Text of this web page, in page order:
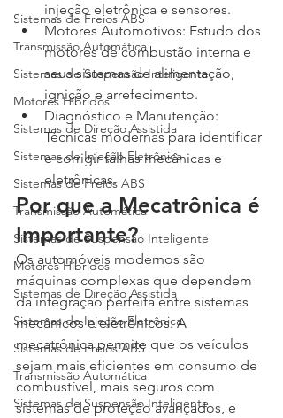
Sistemas de Freios ABS
Transmissão Automática
Sistemas de Suspensão Inteligente
Motores Híbridos
Sistemas de Direção Assistida
Sistemas de Injeção Eletrônica
Sistemas de Freios ABS
Transmissão Automática
Sistemas de Suspensão Inteligente
Motores Híbridos
Sistemas de Direção Assistida
Sistemas de Injeção Eletrônica
Sistemas de Freios ABS
Transmissão Automática
Sistemas de Suspensão Inteligente
injeção eletrônica e sensores.
Motores Automotivos: Estudo dos
motores de combustão interna e
seus sistemas de alimentação,
ignição e arrefecimento.
Diagnóstico e Manutenção:
Técnicas modernas para identificar
e corrigir falhas mecânicas e
eletrônicas.
Por que a Mecatrônica é
Importante?
Os automóveis modernos são
máquinas complexas que dependem
da integração perfeita entre sistemas
mecânicos e eletrônicos. A
mecatrônica permite que os veículos
sejam mais eficientes em consumo de
combustível, mais seguros com
sistemas de proteção avançados, e